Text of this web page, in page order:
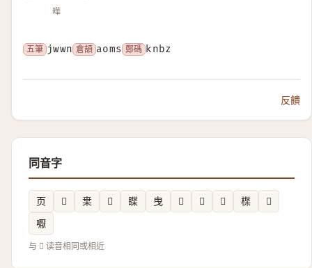
曄
五筆 jwwn 倉頡 aoms 鄭碼 knbz
反饋
同音字
页 𧸢 枽 𠟪 䁋 曳 𥌅 𤳪 𢢜 楪
𣈋
嚈
与 𣋌 读音相同或相近